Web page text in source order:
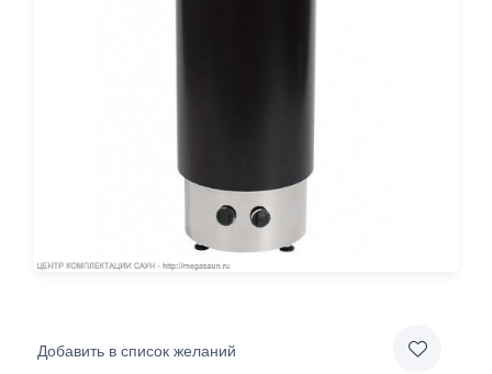
Добавить в список желаний